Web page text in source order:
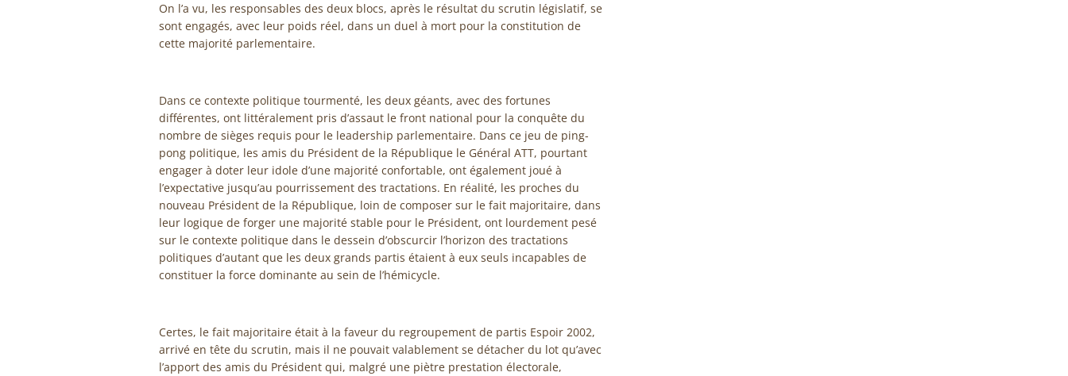
On l’a vu, les responsables des deux blocs, après le résultat du scrutin législatif, se
sont engagés, avec leur poids réel, dans un duel à mort pour la constitution de
cette majorité parlementaire.
Dans ce contexte politique tourmenté, les deux géants, avec des fortunes
différentes, ont littéralement pris d’assaut le front national pour la conquête du
nombre de sièges requis pour le leadership parlementaire. Dans ce jeu de ping-
pong politique, les amis du Président de la République le Général ATT, pourtant
engager à doter leur idole d’une majorité confortable, ont également joué à
l’expectative jusqu’au pourrissement des tractations. En réalité, les proches du
nouveau Président de la République, loin de composer sur le fait majoritaire, dans
leur logique de forger une majorité stable pour le Président, ont lourdement pesé
sur le contexte politique dans le dessein d’obscurcir l’horizon des tractations
politiques d’autant que les deux grands partis étaient à eux seuls incapables de
constituer la force dominante au sein de l’hémicycle.
Certes, le fait majoritaire était à la faveur du regroupement de partis Espoir 2002,
arrivé en tête du scrutin, mais il ne pouvait valablement se détacher du lot qu’avec
l’apport des amis du Président qui, malgré une piètre prestation électorale,